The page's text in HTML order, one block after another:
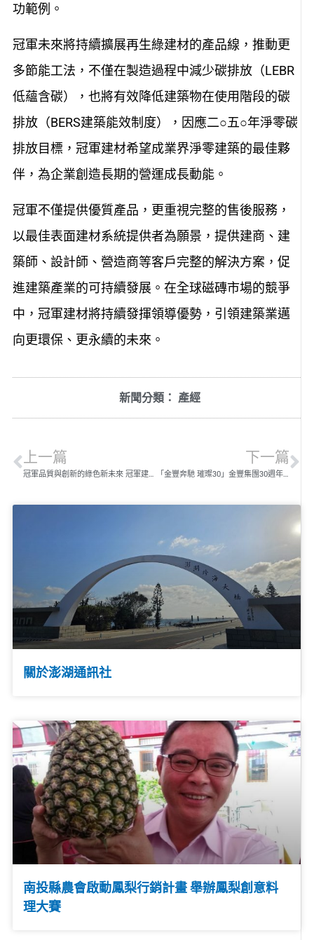
功範例。
冠軍未來將持續擴展再生綠建材的產品線，推動更
多節能工法，不僅在製造過程中減少碳排放（LEBR
低蘊含碳），也將有效降低建築物在使用階段的碳
排放（BERS建築能效制度），因應二○五○年淨零碳
排放目標，冠軍建材希望成業界淨零建築的最佳夥
伴，為企業創造長期的營運成長動能。
冠軍不僅提供優質產品，更重視完整的售後服務，
以最佳表面建材系統提供者為願景，提供建商、建
築師、設計師、營造商等客戶完整的解決方案，促
進建築產業的可持續發展。在全球磁磚市場的競爭
中，冠軍建材將持續發揮領導優勢，引領建築業邁
向更環保、更永續的未來。
新聞分類： 產經
上一篇
冠軍品質與創新的綠色新未來 冠軍建材 林祐宇總經理專訪
下一篇
關於澎湖通訊社
南投縣農會啟動鳳梨行銷計畫 舉辦鳳梨創意料
理大賽